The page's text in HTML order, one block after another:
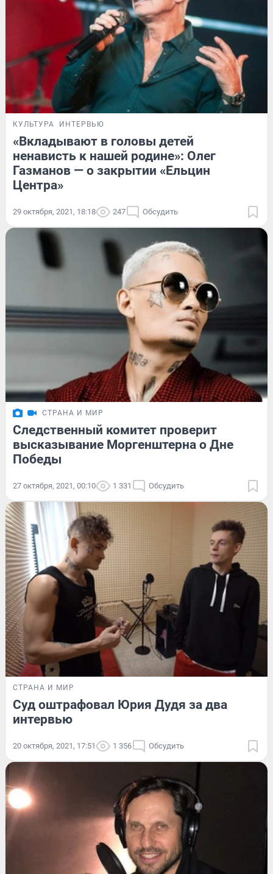
КУЛЬТУРА ИНТЕРВЬЮ
«Вкладывают в головы детей
ненависть к нашей родине»: Олег
Газманов — о закрытии «Ельцин
Центра»
29 октября, 2021, 18:18 247 Обсудить
СТРАНА И МИР
Следственный комитет проверит
высказывание Моргенштерна о Дне
Победы
27 октября, 2021, 00:10 1 331 Обсудить
СТРАНА И МИР
Суд оштрафовал Юрия Дудя за два
интервью
20 октября, 2021, 17:51 1 356 Обсудить